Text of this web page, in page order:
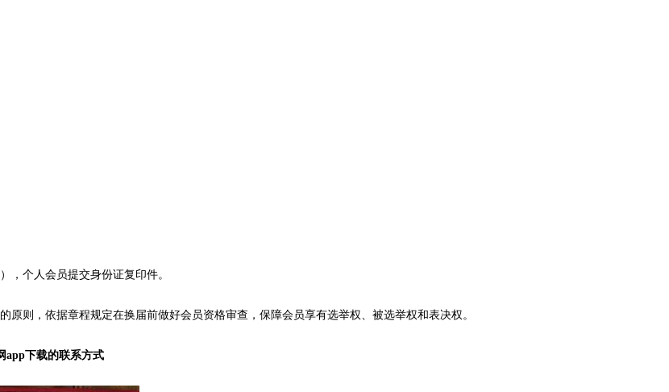
，个人会员提交身份证复印件。
则，依据章程规定在换届前做好会员资格审查，保障会员享有选举权、被选举权和表决权。
app下载的联系方式